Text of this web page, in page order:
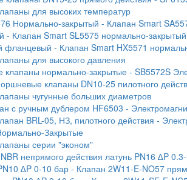
для высоких температур
Нормально-закрытый - Клапан Smart
- Клапан Smart SL5575 нормально-закрытый
фланцевый - Клапан Smart HX5571
для высокого давления
нормально-закрытые - SB5572S
клапаны DN10-25 пилотного
чугунные больших диаметров
с ручным дублером HF6503 -
BRL-05, НЗ, пилотного действия -
Закрытые
серии "эконом"
непрямого действия латунь PN16 ∆P
∆P 0-10 бар - Клапан 2W11-E-NO57